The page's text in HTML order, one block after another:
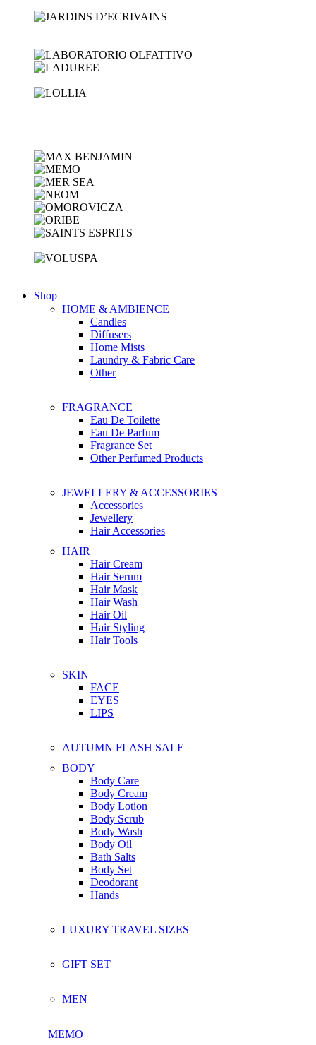
Shop
HOME & AMBIENCE
Candles
Diffusers
Home Mists
Laundry & Fabric Care
Other
FRAGRANCE
Eau De Toilette
Eau De Parfum
Fragrance Set
Other Perfumed Products
JEWELLERY & ACCESSORIES
Accessories
Jewellery
Hair Accessories
HAIR
Hair Cream
Hair Serum
Hair Mask
Hair Wash
Hair Oil
Hair Styling
Hair Tools
SKIN
FACE
EYES
LIPS
AUTUMN FLASH SALE
BODY
Body Care
Body Cream
Body Lotion
Body Scrub
Body Wash
Body Oil
Bath Salts
Body Set
Deodorant
Hands
LUXURY TRAVEL SIZES
GIFT SET
MEN
MEMO